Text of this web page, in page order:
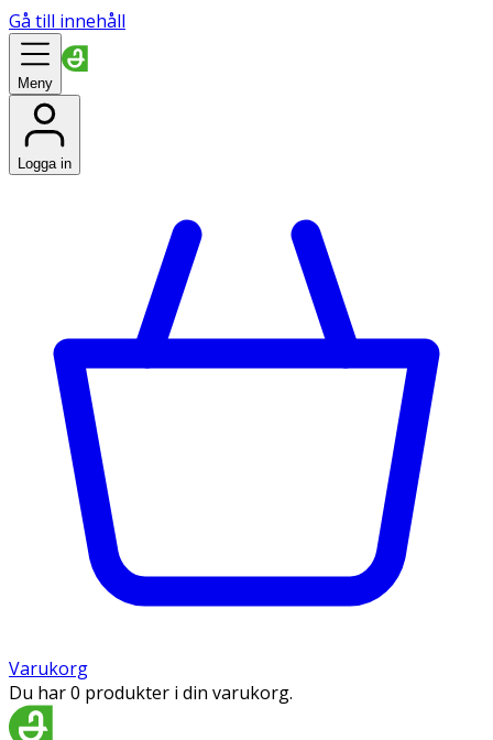
Gå till innehåll
Meny
Logga in
Varukorg
Du har 0 produkter i din varukorg.